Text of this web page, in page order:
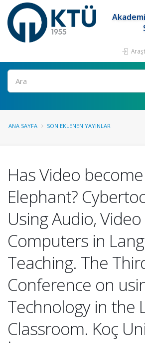
Ara
ANA SAYFA SON EKLENEN YAYINLAR
Has Video
Elephant?
Using Audio,
Computers in
Teaching. The
Conference on
Technology in the
Classroom. Koç